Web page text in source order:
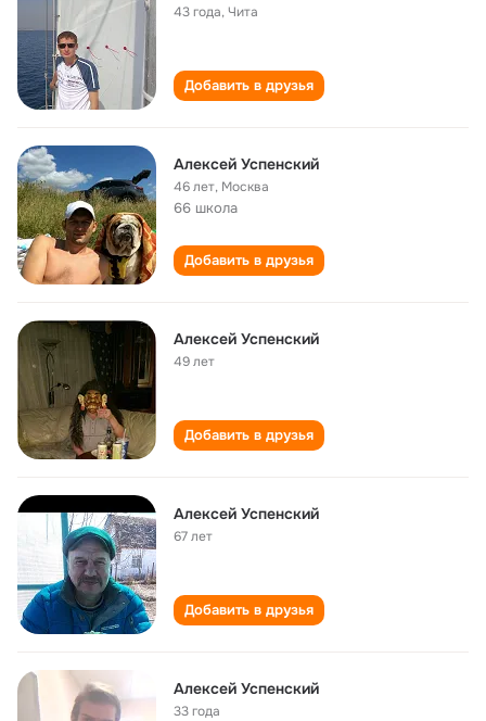
43 года,Чита
Добавить в друзья
Алексей Успенский
46 лет, Москва
66 школа
Добавить в друзья
Алексей Успенский
49 лет
Добавить в друзья
Алексей Успенский
67 лет
Добавить в друзья
Алексей Успенский
33 года